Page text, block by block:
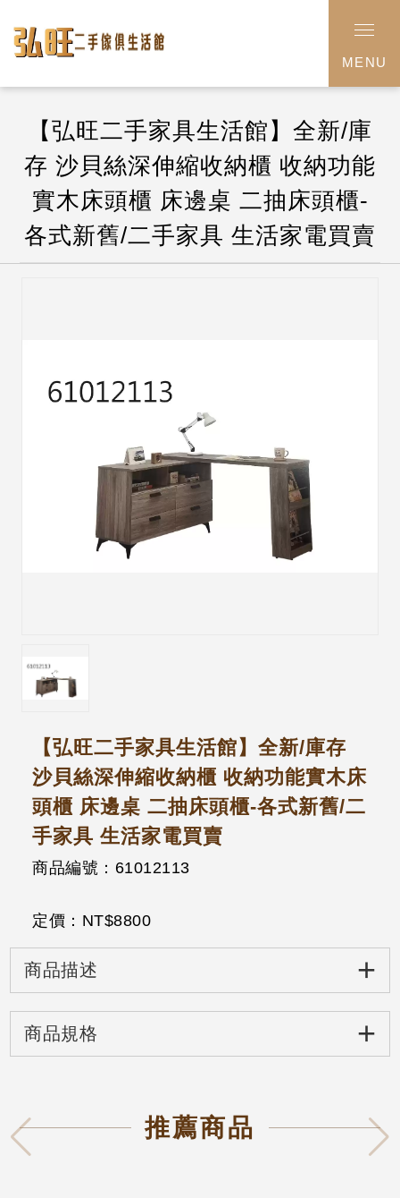
MENU
【弘旺二手家具生活館】全新/庫
存 沙貝絲深伸縮收納櫃 收納功能
實木床頭櫃 床邊桌 二抽床頭櫃-
各式新舊/二手家具 生活家電買賣
【弘旺二手家具生活館】全新/庫存
沙貝絲深伸縮收納櫃 收納功能實木床
頭櫃 床邊桌 二抽床頭櫃-各式新舊/二
手家具 生活家電買賣
商品編號：61012113
定價：NT$8800
+
商品描述
+
商品規格
推薦商品